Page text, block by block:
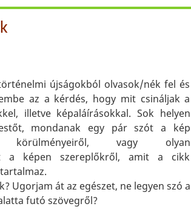
újságokból olvasok/nék fel és
az a kérdés, hogy mit csináljak a
illetve képaláírásokkal. Sok helyen
mondanak egy pár szót a kép
körülményeiről, vagy olyan
a képen szereplőkről, amit a cikk
Ugorjam át az egészet, ne legyen szó a
futó szövegről?